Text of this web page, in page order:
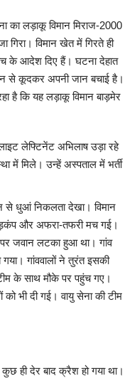
का लड़ाकू विमान मिराज-2000
गिरा। विमान खेत में गिरते ही
के आदेश दिए हैं। घटना देहात
से कूदकर अपनी जान बचाई है।
है कि यह लड़ाकू विमान बाड़मेर
लेफ्टिनेंट अभिलाष उड़ा रहे
मिले। उन्हें अस्पताल में भर्ती
से धुआं निकलता देखा। विमान
और अफरा-तफरी मच गई।
जवान लटका हुआ था। गांव
गया। गांववालों ने तुरंत इसकी
के साथ मौके पर पहुंच गए।
भी दी गई। वायु सेना की टीम
ही देर बाद क्रैश हो गया था।